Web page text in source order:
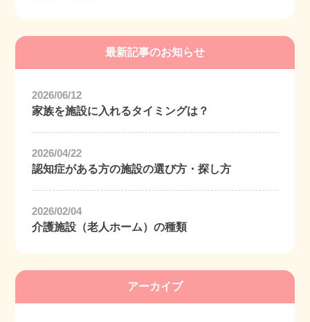
最新記事のお知らせ
2026/06/12
家族を施設に入れるタイミングは？
2026/04/22
認知症がある方の施設の選び方・探し方
2026/02/04
介護施設（老人ホーム）の種類
アーカイブ